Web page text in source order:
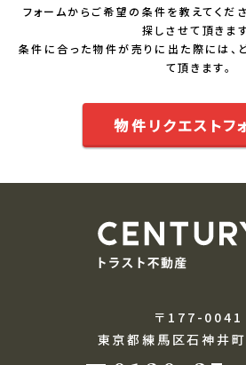
フォームからご希望の条件を教えてくだ
探しさせて頂きます
条件に合った物件が売りに出た際には、
て頂きます。
物件リクエストフ
〒177-0041
東京都練馬区石神井